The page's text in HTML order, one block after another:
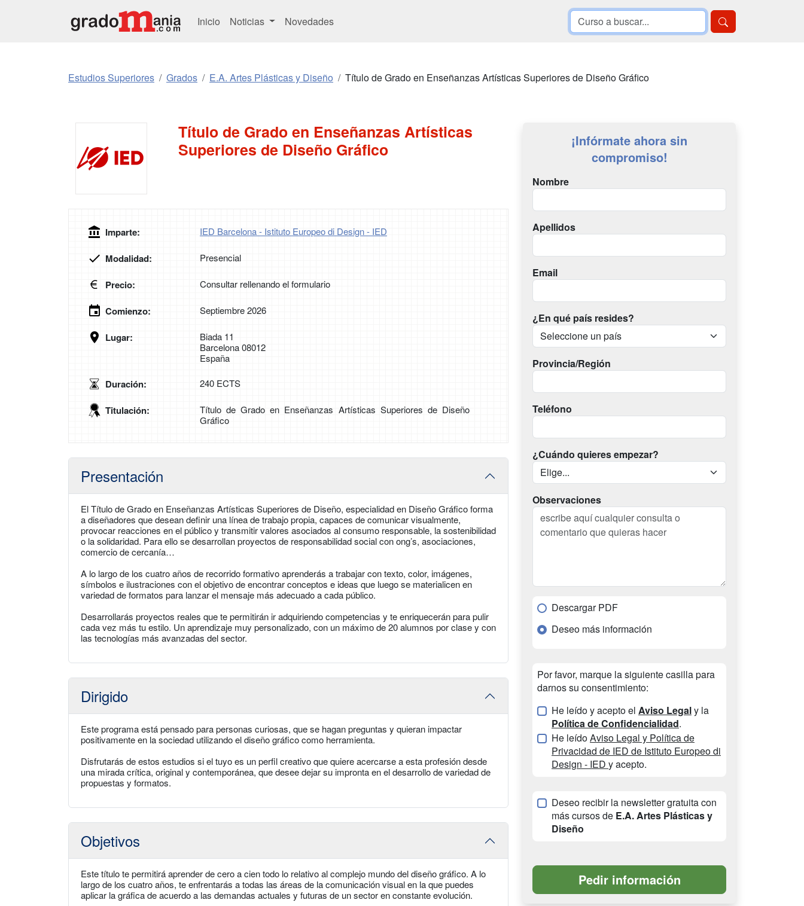
Inicio Noticias Novedades
Estudios Superiores Grados E.A. Artes Plásticas y Diseño Título de Grado en Enseñanzas Artísticas Superiores de Diseño Gráfico
Título de Grado en Enseñanzas Artísticas
Superiores de Diseño Gráfico
Imparte: IED Barcelona - Istituto Europeo di Design - IED
Modalidad: Presencial
Precio: Consultar rellenando el formulario
Comienzo: Septiembre 2026
Lugar:
Biada 11
Barcelona 08012
España
Duración: 240 ECTS
Titulación:
Título de Grado en Enseñanzas Artísticas Superiores de Diseño
Gráfico
Presentación
El Título de Grado en Enseñanzas Artísticas Superiores de Diseño, especialidad en Diseño Gráfico forma
a diseñadores que desean definir una línea de trabajo propia, capaces de comunicar visualmente,
provocar reacciones en el público y transmitir valores asociados al consumo responsable, la sostenibilidad
o la solidaridad. Para ello se desarrollan proyectos de responsabilidad social con ong’s, asociaciones,
comercio de cercanía…
A lo largo de los cuatro años de recorrido formativo aprenderás a trabajar con texto, color, imágenes,
símbolos e ilustraciones con el objetivo de encontrar conceptos e ideas que luego se materialicen en
variedad de formatos para lanzar el mensaje más adecuado a cada público.
Desarrollarás proyectos reales que te permitirán ir adquiriendo competencias y te enriquecerán para pulir
cada vez más tu estilo. Un aprendizaje muy personalizado, con un máximo de 20 alumnos por clase y con
las tecnologías más avanzadas del sector.
Dirigido
Este programa está pensado para personas curiosas, que se hagan preguntas y quieran impactar
positivamente en la sociedad utilizando el diseño gráfico como herramienta.
Disfrutarás de estos estudios si el tuyo es un perfil creativo que quiere acercarse a esta profesión desde
una mirada crítica, original y contemporánea, que desee dejar su impronta en el desarrollo de variedad de
propuestas y formatos.
Objetivos
Este título te permitirá aprender de cero a cien todo lo relativo al complejo mundo del diseño gráfico. A lo
largo de los cuatro años, te enfrentarás a todas las áreas de la comunicación visual en la que puedes
aplicar la gráfica de acuerdo a las demandas actuales y futuras de un sector en constante evolución.
¡Infórmate ahora sin
compromiso!
Nombre
Apellidos
Email
¿En qué país resides?
Provincia/Región
Teléfono
¿Cuándo quieres empezar?
Observaciones
Descargar PDF
Deseo más información
Por favor, marque la siguiente casilla para
darnos su consentimiento:
He leído y acepto el Aviso Legaly la
Política de Confidencialidad.
He leídoAviso Legal y Política de
Privacidad de IED de Istituto Europeo di
Design - IED y acepto.
Deseo recibir la newsletter gratuita con
más cursos de E.A. Artes Plásticas y
Diseño